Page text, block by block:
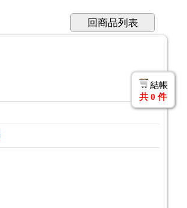
回商品列表
結帳
共 0 件